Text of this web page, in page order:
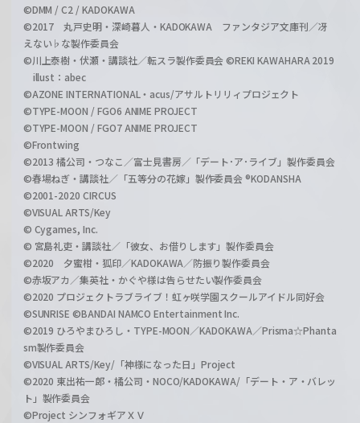
©DMM / C2 / KADOKAWA
©2017 丸戸史明・深崎暮人・KADOKAWA ファンタジア文庫刊／冴
えない♭な製作委員会
©川上泰樹・伏瀬・講談社／転スラ製作委員会 ©REKI KAWAHARA 2019
illust：abec
©AZONE INTERNATIONAL・acus/アサルトリリィプロジェクト
©TYPE-MOON / FGO6 ANIME PROJECT
©TYPE-MOON / FGO7 ANIME PROJECT
©Frontwing
©2013 橘公司・つなこ／富士見書房／「デート･ア･ライブ」製作委員会
©春場ねぎ・講談社／「五等分の花嫁」製作委員会 ®KODANSHA
©2001-2020 CIRCUS
©VISUAL ARTS/Key
© Cygames, Inc.
© 宮島礼吏・講談社／「彼女、お借りします」製作委員会
©2020 夕蜜柑・狐印／KADOKAWA／防振り製作委員会
©赤坂アカ／集英社・かぐや様は告らせたい製作委員会
©2020 プロジェクトラブライブ！虹ヶ咲学園スクールアイドル同好会
©SUNRISE ©BANDAI NAMCO Entertainment Inc.
©2019 ひろやまひろし・TYPE-MOON／KADOKAWA／Prisma☆Phanta
sm製作委員会
©VISUAL ARTS/Key/「神様になった日」Project
©2020 東出祐一郎・橘公司・NOCO/KADOKAWA/「デート・ア・バレッ
ト」製作委員会
©Project シンフォギアＸＶ